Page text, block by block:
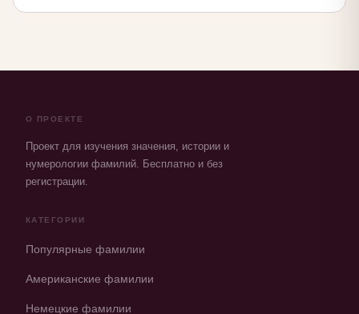
О ПРОЕКТЕ
Проект для изучения значения, истории и
нумерологии фамилий. Бесплатно и без
регистрации.
КАТЕГОРИИ
Популярные фамилии
Американские фамилии
Немецкие фамилии